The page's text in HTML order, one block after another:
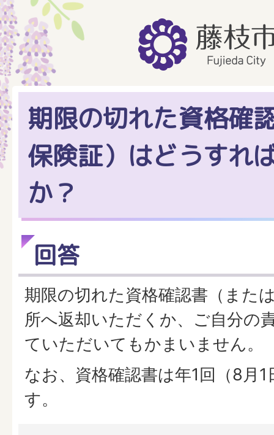
期限の切れた資格確
保険証）はどうすれ
か？
回答
期限の切れた資格確認書（また
所へ返却いただくか、ご自分の
ていただいてもかまいません。
なお、資格確認書は年1回（8月
す。